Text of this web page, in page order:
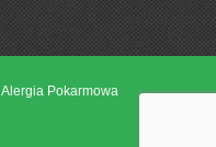
Alergia Pokarmowa